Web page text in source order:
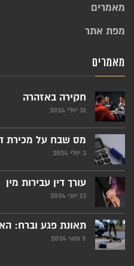
מאמרים
מפת אתר
מאמרים
חקירה באזהרה
31 יולי 2024
מס שבח על מכירת
3 יולי 2024
עורך דין עבירות מין
13 יוני 2024
תאונת פגע וברח:
5 מאי 2024